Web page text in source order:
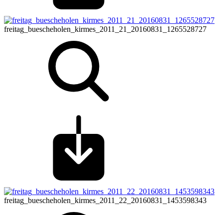
freitag_buescheholen_kirmes_2011_21_20160831_1265528727
freitag_buescheholen_kirmes_2011_22_20160831_1453598343